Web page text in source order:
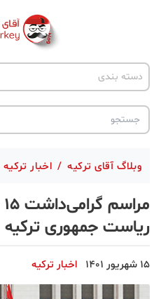
دسته بندی
اخبار ترکیه
پروژه ها
تحصیل در ترکیه
ترکیه گردی
حقوقی
وبلاگ آقای ترکیه / اخبار ترکیه
ریاست جمهوری ترکیه
15 شهریور 1401 اخبار ترکیه